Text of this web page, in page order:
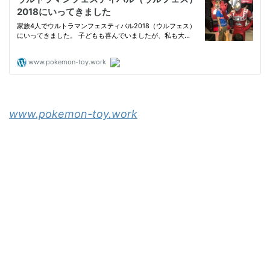
www.pokemon-toy.work